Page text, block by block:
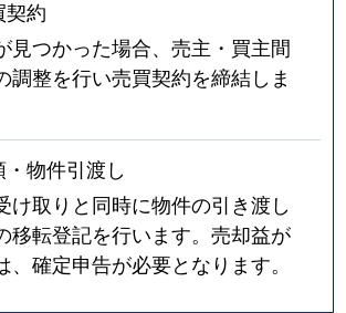
契約
見つかった場合、売主・買主間
調整を行い売買契約を締結しま
物件引渡し
け取りと同時に物件の引き渡し
移転登記を行います。売却益が
、確定申告が必要となります。